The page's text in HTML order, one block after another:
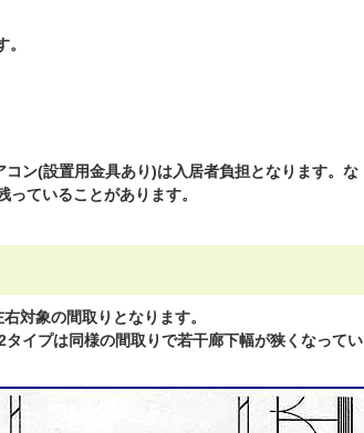
ン(設置用金具あり)は入居者負担となります。な
ていることがあります。
対象の間取りとなります。
イプは同様の間取りで若干廊下幅が狭くなってい